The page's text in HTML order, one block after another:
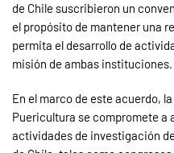
de Chile suscribieron un
el propósito de mantener una
permita el desarrollo de
misión de ambas instituciones.
En el marco de este acuerdo,
Puericultura se compromete a
actividades de investigación